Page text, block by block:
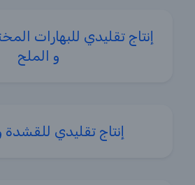
إنتاج تقليدي للبهارات
و الملح
إنتاج تقليدي للقشدة